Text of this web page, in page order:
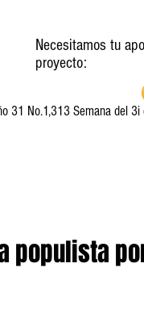
Necesitamos tu
proyecto:
31 No.1,313 Semana del
populista